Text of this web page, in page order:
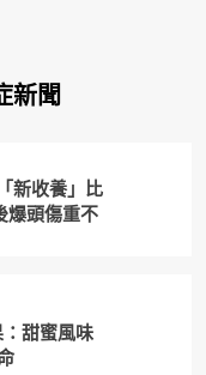
新聞
收養」比